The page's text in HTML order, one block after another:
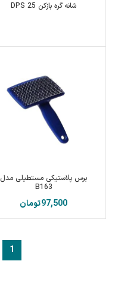
شانه گره بازکن 25 DPS
برس پلاستیکی مستطیلی مدل
B163
تومان
1